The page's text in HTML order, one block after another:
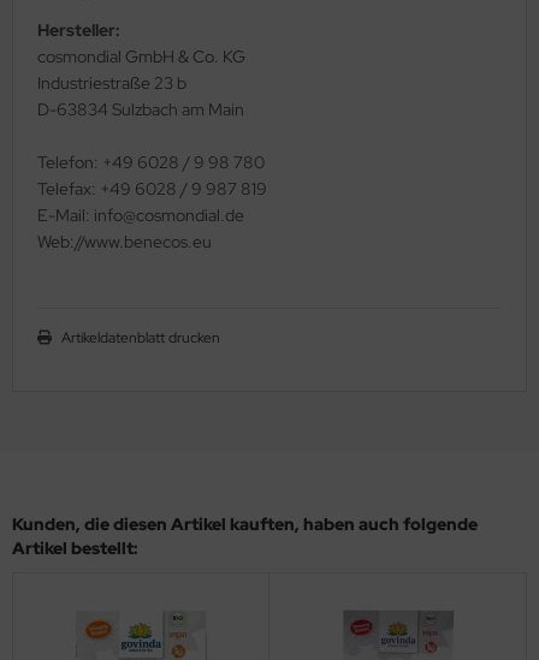
Hersteller:
cosmondial GmbH & Co. KG
Industriestraße 23 b
D-63834 Sulzbach am Main
Telefon: +49 6028 / 9 98 78­0
Telefax: +49 6028 / 9 987 819
E-Mail: info@cosmondial.de
Web://www.benecos.eu
Artikeldatenblatt drucken
Kunden, die diesen Artikel kauften, haben auch folgende
Artikel bestellt: